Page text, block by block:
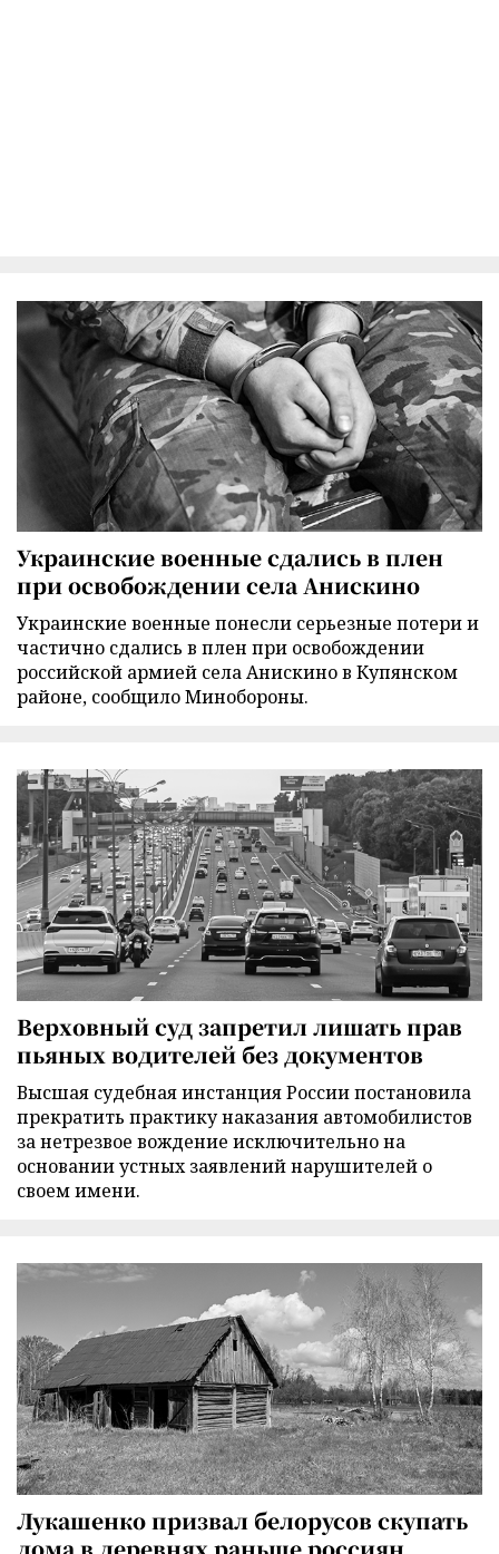
Украинские военные сдались в плен
при освобождении села Анискино
Украинские военные понесли серьезные потери и
частично сдались в плен при освобождении
российской армией села Анискино в Купянском
районе, сообщило Минобороны.
Верховный суд запретил лишать прав
пьяных водителей без документов
Высшая судебная инстанция России постановила
прекратить практику наказания автомобилистов
за нетрезвое вождение исключительно на
основании устных заявлений нарушителей о
своем имени.
Лукашенко призвал белорусов скупать
дома в деревнях раньше россиян